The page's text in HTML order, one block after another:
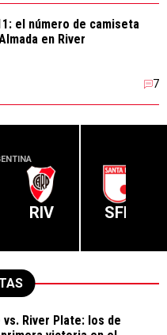
el número de camiseta
en River
7
RIV SFE
River Plate: los de